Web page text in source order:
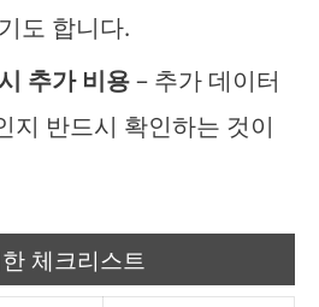
도 합니다.
추가 비용– 추가 데이터
지 반드시 확인하는 것이
체크리스트